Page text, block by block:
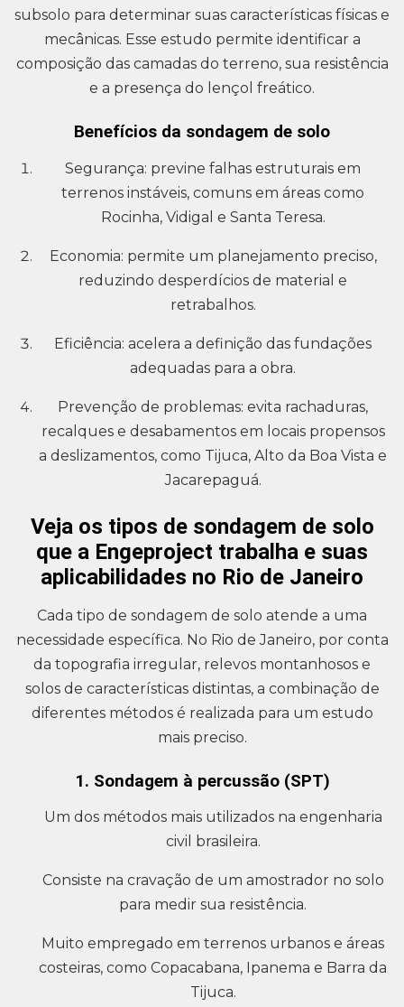
subsolo para determinar suas características físicas e
mecânicas. Esse estudo permite identificar a
composição das camadas do terreno, sua resistência
e a presença do lençol freático.
Benefícios da sondagem de solo
Segurança: previne falhas estruturais em
terrenos instáveis, comuns em áreas como
Rocinha, Vidigal e Santa Teresa.
Economia: permite um planejamento preciso,
reduzindo desperdícios de material e
retrabalhos.
Eficiência: acelera a definição das fundações
adequadas para a obra.
Prevenção de problemas: evita rachaduras,
recalques e desabamentos em locais propensos
a deslizamentos, como Tijuca, Alto da Boa Vista e
Jacarepaguá.
Veja os tipos de sondagem de solo
que a Engeproject trabalha e suas
aplicabilidades no Rio de Janeiro
Cada tipo de sondagem de solo atende a uma
necessidade específica. No Rio de Janeiro, por conta
da topografia irregular, relevos montanhosos e
solos de características distintas, a combinação de
diferentes métodos é realizada para um estudo
mais preciso.
1. Sondagem à percussão (SPT)
Um dos métodos mais utilizados na engenharia
civil brasileira.
Consiste na cravação de um amostrador no solo
para medir sua resistência.
Muito empregado em terrenos urbanos e áreas
costeiras, como Copacabana, Ipanema e Barra da
Tijuca.